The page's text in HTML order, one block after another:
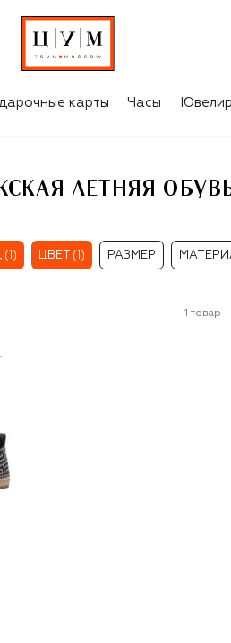
карты Часы
ЛЕТНЯЯ ОБУВЬ
ЦВЕТ (1) РАЗМЕР
1 товар